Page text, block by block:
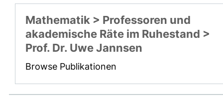
Mathematik > Professoren und
akademische Räte im Ruhestand >
Prof. Dr. Uwe Jannsen
Browse Publikationen